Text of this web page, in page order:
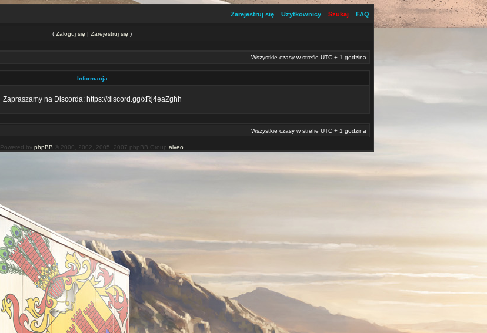
FAQ
Szukaj
Użytkownicy
Zarejestruj się
( Zaloguj się | Zarejestruj się )
Wszystkie czasy w strefie UTC + 1 godzina
Informacja
Zapraszamy na Discorda: https://discord.gg/xRj4eaZghh
Wszystkie czasy w strefie UTC + 1 godzina
Powered by phpBB © 2000, 2002, 2005, 2007 phpBB Group alveo